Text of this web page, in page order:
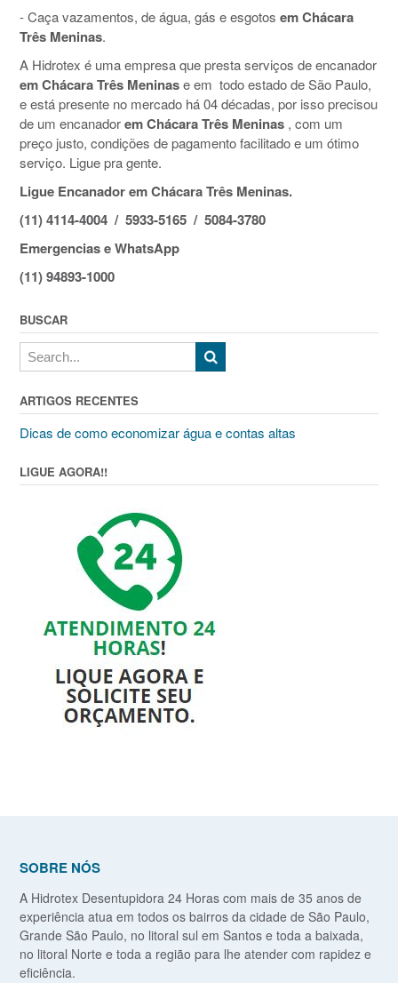
- Caça vazamentos, de água, gás e esgotos em Chácara
Três Meninas.
A Hidrotex é uma empresa que presta serviços de encanador
em Chácara Três Meninase em todo estado de São Paulo,
e está presente no mercado há 04 décadas, por isso precisou
de um encanadorem Chácara Três Meninas , com um
preço justo, condições de pagamento facilitado e um ótimo
serviço. Ligue pra gente.
Ligue Encanador em Chácara Três Meninas.
(11) 4114-4004 / 5933-5165 / 5084-3780
Emergencias e WhatsApp
(11) 94893-1000
BUSCAR
ARTIGOS RECENTES
Dicas de como economizar água e contas altas
LIGUE AGORA!!
SOBRE NÓS
A Hidrotex Desentupidora 24 Horas com mais de 35 anos de
experiência atua em todos os bairros da cidade de São Paulo,
Grande São Paulo, no litoral sul em Santos e toda a baixada,
no litoral Norte e toda a região para lhe atender com rapidez e
eficiência.